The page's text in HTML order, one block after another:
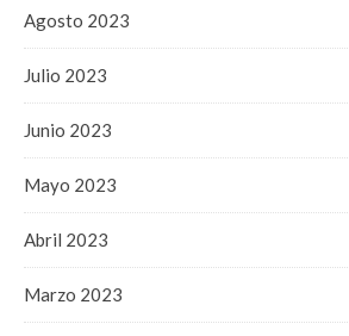
Agosto 2023
Julio 2023
Junio 2023
Mayo 2023
Abril 2023
Marzo 2023